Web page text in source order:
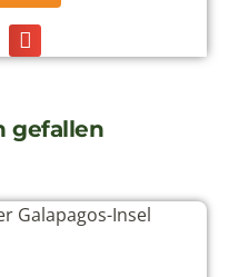
gefallen